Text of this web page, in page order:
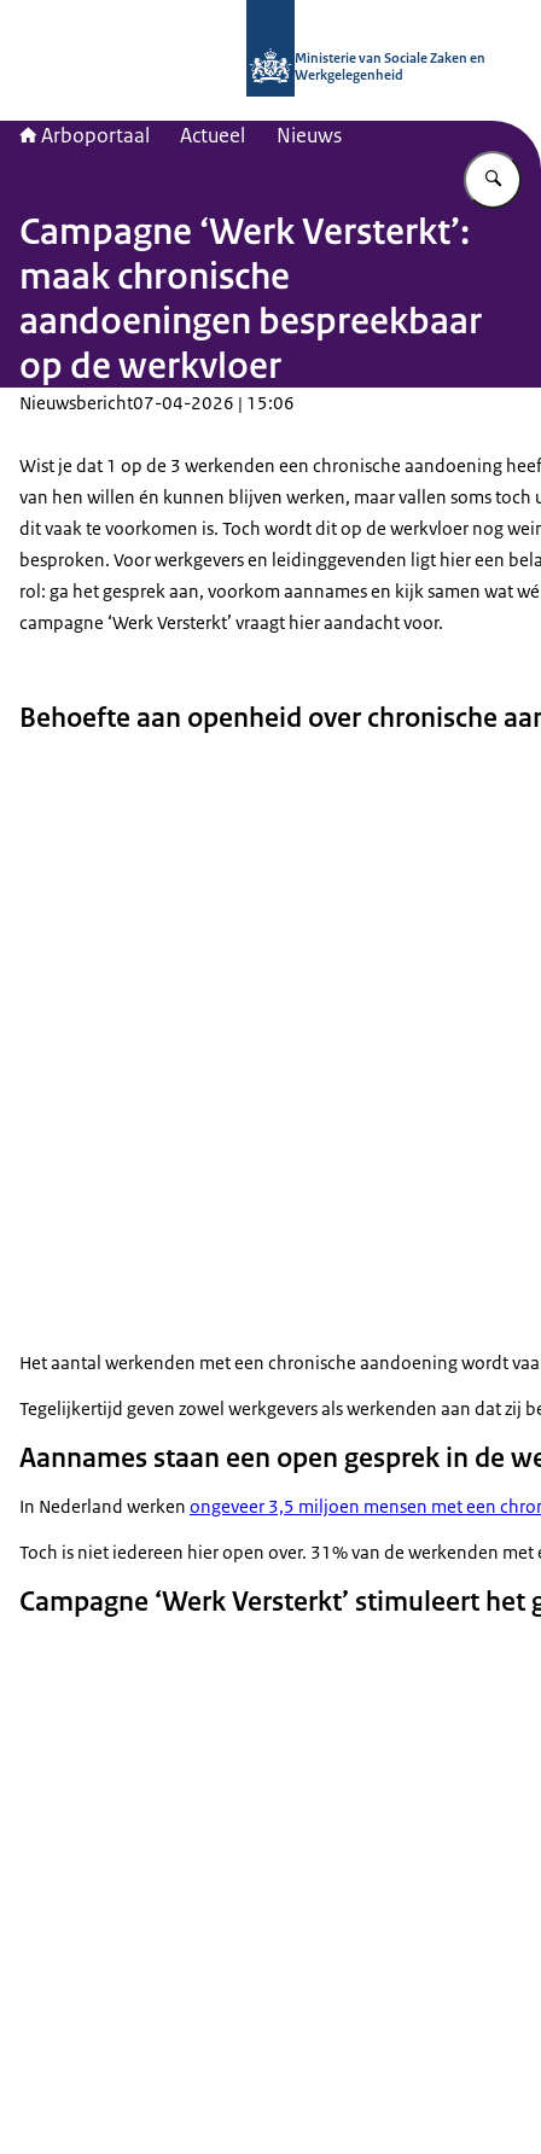
Ministerie van Sociale Zaken en
Werkgelegenheid
Arboportaal Actueel Nieuws
Campagne ‘Werk Versterkt’:
maak chronische
aandoeningen bespreekbaar
op de werkvloer
Nieuwsbericht07-04-2026 | 15:06
Wist je dat 1 op de 3 werkenden een chronische aandoening
van hen willen én kunnen blijven werken, maar vallen soms toch
dit vaak te voorkomen is. Toch wordt dit op de werkvloer nog
besproken. Voor werkgevers en leidinggevenden ligt hier een
rol: ga het gesprek aan, voorkom aannames en kijk samen wat
campagne ‘Werk Versterkt’ vraagt hier aandacht voor.
Behoefte aan openheid over chronische
Het aantal werkenden met een chronische aandoening wordt
Tegelijkertijd geven zowel werkgevers als werkenden aan dat
Aannames staan een open gesprek in de
In Nederland werken ongeveer 3,5 miljoen mensen met een
Toch is niet iedereen hier open over. 31% van de werkenden
Campagne ‘Werk Versterkt’ stimuleert het